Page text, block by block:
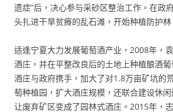
遗症”后，决心参与采砂区整治工作。在政
头扎进干旱贫瘠的乱石滩，开始种植防护林
适逢宁夏大力发展葡萄酒产业，2008年，
酒庄，并在平整改良后的土地上种植酿酒
酒庄与政府携手，加大了对1.8万亩矿坑的
萄种植园，扩大酒庄规模，还联合建设休闲
让废弃矿区变成了园林式酒庄。2015年，